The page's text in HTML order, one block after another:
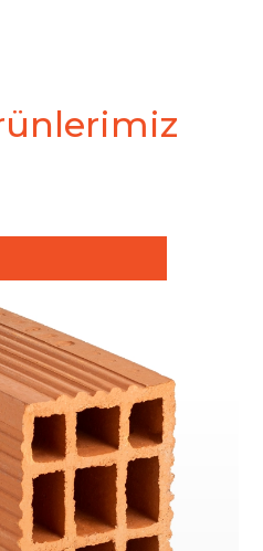
ünlerimiz